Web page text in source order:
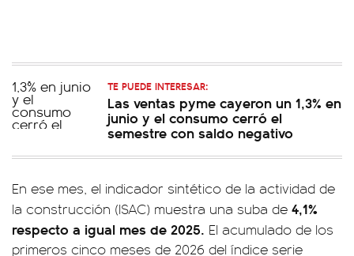
TE PUEDE INTERESAR:
Las ventas pyme cayeron un 1,3% en
junio y el consumo cerró el
semestre con saldo negativo
En ese mes, el indicador sintético de la actividad de
la construcción (ISAC) muestra una suba de 4,1%
respecto a igual mes de 2025. El acumulado de los
primeros cinco meses de 2026 del índice serie